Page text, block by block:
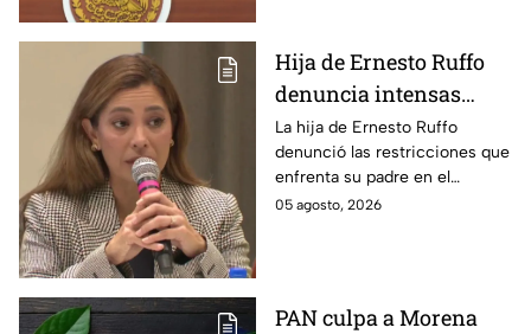
Hija de Ernesto Ruffo
denuncia intensas
restricciones en el
Altiplano; buscan que
salga del penal
La hija de Ernesto Ruffo
denunció las restricciones que
enfrenta su padre en el
Altiplano y anunció que
05 agosto, 2026
PAN culpa a Morena